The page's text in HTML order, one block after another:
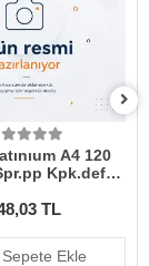
A4 120
Kpk.defter
TL
Sepete Ekle